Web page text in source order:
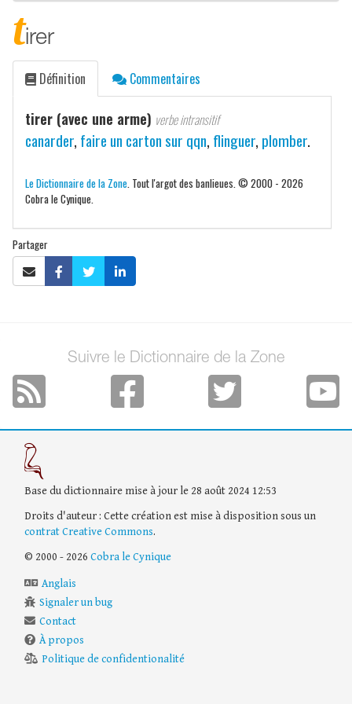
tirer
Définition Commentaires
tirer (avec une arme) verbe intransitif
canarder, faire un carton sur qqn, flinguer, plomber.
Le Dictionnaire de la Zone . Tout l'argot des banlieues. © 2000 - 2026
Cobra le Cynique.
Partager
Suivre le Dictionnaire de la Zone
Base du dictionnaire mise à jour le 28 août 2024 12:53
Droits d'auteur : Cette création est mise à disposition sous un
contrat Creative Commons.
© 2000 - 2026 Cobra le Cynique
Anglais
Signaler un bug
Contact
À propos
Politique de confidentionalité